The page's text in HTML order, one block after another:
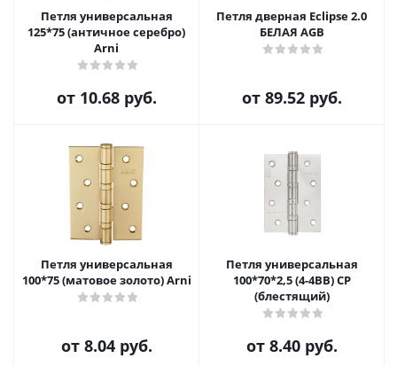
Петля универсальная
125*75 (античное серебро)
Arni
от 10.68 руб.
Петля дверная Eclipse 2.0
БЕЛАЯ AGB
от 89.52 руб.
Петля универсальная
100*75 (матовое золото) Arni
от 8.04 руб.
Петля универсальная
100*70*2,5 (4-4ВВ) CP
(блестящий)
от 8.40 руб.